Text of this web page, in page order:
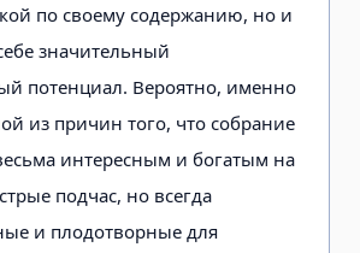
по своему содержанию, но и
значительный
потенциал. Вероятно, именно
из причин того, что собрание
интересным и богатым на
подчас, но всегда
и плодотворные для